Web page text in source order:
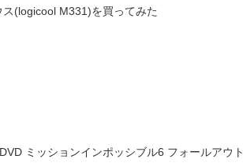
(logicool M331)を買ってみた
DVD ミッションインポッシブル6 フォールアウト